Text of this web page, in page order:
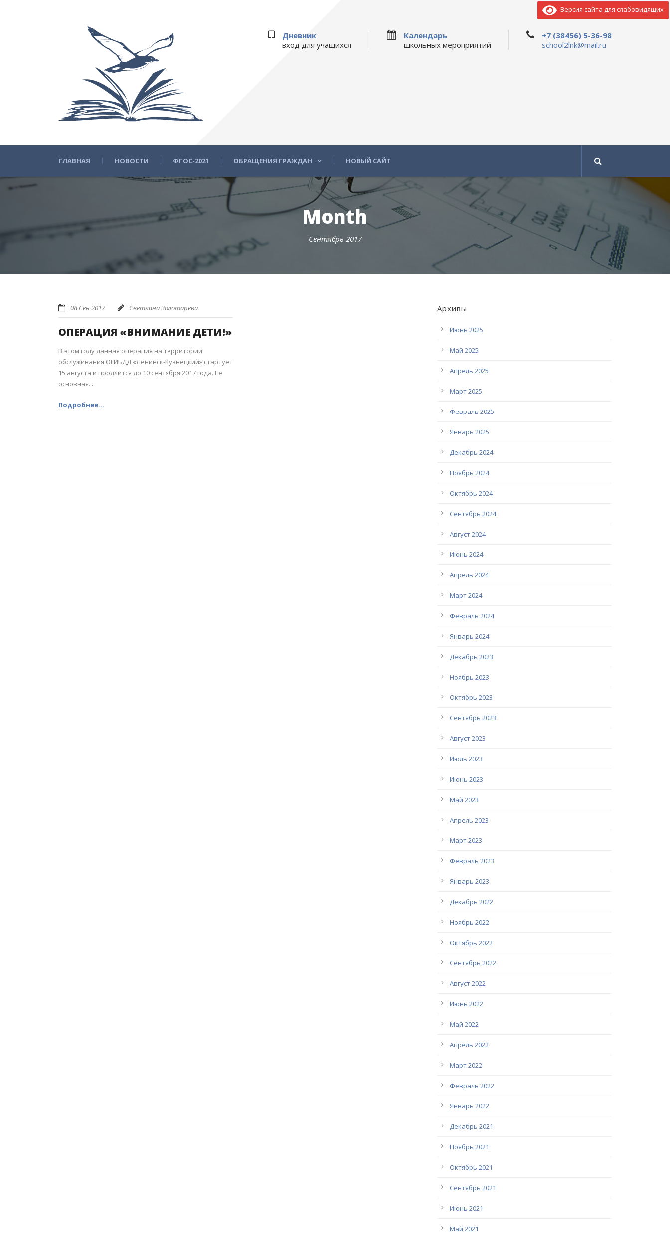
Дневник
вход для учащихся
Календарь
школьных мероприятий
+7 (38456) 5-36-98
school2lnk@mail.ru
ГЛАВНАЯ НОВОСТИ ФГОС-2021 ОБРАЩЕНИЯ ГРАЖДАН НОВЫЙ САЙТ
Month
Сентябрь 2017
08 Сен 2017 Светлана Золотарева
ОПЕРАЦИЯ «ВНИМАНИЕ ДЕТИ!»
В этом году данная операция на территории
обслуживания ОГИБДД «Ленинск-Кузнецкий» стартует
15 августа и продлится до 10 сентября 2017 года. Ее
основная...
Подробнее...
Архивы
Июнь 2025
Май 2025
Апрель 2025
Март 2025
Февраль 2025
Январь 2025
Декабрь 2024
Ноябрь 2024
Октябрь 2024
Сентябрь 2024
Август 2024
Июнь 2024
Апрель 2024
Март 2024
Февраль 2024
Январь 2024
Декабрь 2023
Ноябрь 2023
Октябрь 2023
Сентябрь 2023
Август 2023
Июль 2023
Июнь 2023
Май 2023
Апрель 2023
Март 2023
Февраль 2023
Январь 2023
Декабрь 2022
Ноябрь 2022
Октябрь 2022
Сентябрь 2022
Август 2022
Июнь 2022
Май 2022
Апрель 2022
Март 2022
Февраль 2022
Январь 2022
Декабрь 2021
Ноябрь 2021
Октябрь 2021
Сентябрь 2021
Июнь 2021
Май 2021
Версия сайта для слабовидящих